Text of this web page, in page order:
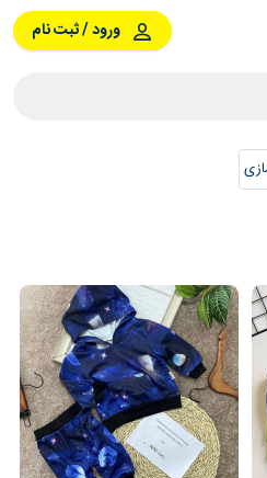
ورود / ثبت نام